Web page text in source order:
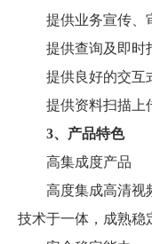
提供业务宣传、
提供查询及即时
提供良好的交互
提供资料扫描上
3、产品特色
高集成度产品
高度集成高清视
技术于一体，成熟稳